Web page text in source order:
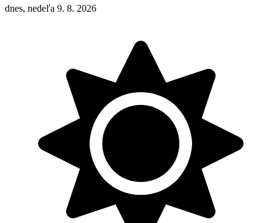
dnes, nedeľa 9. 8. 2026